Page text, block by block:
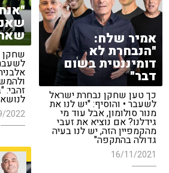
שחקן
זהבי:
2022
אמיר שלח:
"הנבחרת לא
דומיננטית בשום
דבר"
כך טען שחקן נבחרת ישראל
לשעבר • והוסיף: "יש לנו את
מנור סולומון, אבל עוד מי
גידלנו? אם נוציא את זעבי
מהקמפיין הזה, יש לנו בעיה
גדולה בהתקפה"
16/11/2021